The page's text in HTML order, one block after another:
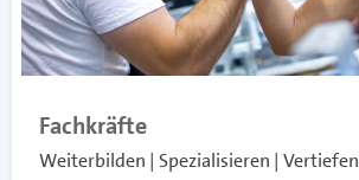
Fachkräfte
Weiterbilden | Spezialisieren | Vertiefen